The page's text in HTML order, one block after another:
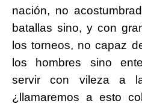
nación, no
batallas sino, y con
los torneos, no capaz
los hombres sino
servir con vileza a
¿llamaremos a esto